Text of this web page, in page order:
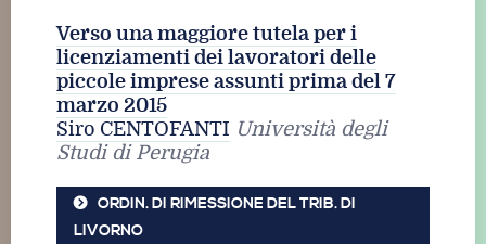
Verso una maggiore tutela per i
licenziamenti dei lavoratori delle
piccole imprese assunti prima del 7
marzo 2015
Siro CENTOFANTI Università degli
Studi di Perugia
ORDIN. DI RIMESSIONE DEL TRIB. DI
LIVORNO